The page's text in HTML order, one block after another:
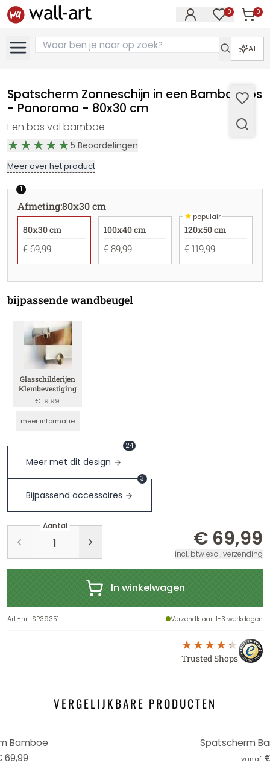
0 0
AI
Spatscherm Zonneschijn in een Bamboebos
- Panorama - 80x30 cm
Een bos vol bamboe
5 Beoordelingen
Meer over het product
1
Afmeting:80x30 cm
80x30 cm
€ 69,99
100x40 cm
€ 89,99
★populair
120x50 cm
€ 119,99
bijpassende wandbeugel
Glasschilderijen
Klembevestiging
€ 19,99
meer informatie
Meer met dit design
24
Bijpassend accessoires
3
Aantal
€ 69,99
incl. btw excl. verzending
In winkelwagen
Art.-nr.: SP39351 Verzendklaar: 1-3 werkdagen
Trusted Shops
VERGELIJKBARE PRODUCTEN
Bamboe
69,99
Spatscherm
vanaf